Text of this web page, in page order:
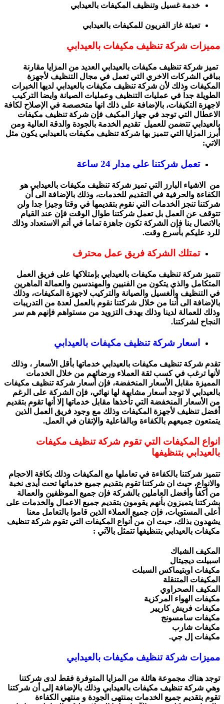
خدمة غسيل وتنظيف المكيفات بالعيدابي
تعبئة غاز الفريون للمكيفات بالعيدابي
مميزات شركة تنظيف مكيفات بالعيدابي
تميز شركة تنظيف مكيفات بالعيدابي العديد من المزايا مقارنة
بباقي الشركات الاخري التي تعمل في مجال التنظيف لأجهزة
المكيفات وذلك لأن شركة تنظيف مكيفات بالعيدابي لديها الخبرات
الطويلة جدا في عمليات التنظيف وعمليات الصيانة وايضا التركيب
لاجهزة التكيفات، بالإضافة على ذلك انها متخصصة في الإصلاح لكافة
الاعطال التي توجد في جهاز المكيف فإن شركة تنظيف مكيفات
بالعيدابي تتضمن للعميل تقديم الخدمة بالجودة والدقة العالية ومن
أبرز المزايا التي تتميز بها شركة تنظيف مكيفات بالعيدابي يكون مثل
الاتي:
تعمل شركتنا على مدار 24 ساعة
من الاشياء البارز التي تميز شركة تنظيف مكيفات بالعيدابي هو
الكفاءة والحرفية في التقديم للخدمات، وذلك بالإضافة الى أن
شركتنا تنجز الخدمات التي نقوم بتقديمها في وقتا وجيزا جدا ولن
تتوقف عن العمل بل تعمل شركتنا طوال الوقت فإن عند القيام
بالاتصال بنا فإن الشركة تكون جاهزة تماما في أتم الاستعداد وذلك
للرد عليكم بأسرع وقت.
تمتلك الشركة فريق عمل محترف
تتميز شركة تنظيف مكيفات بالعيدابي بإمتلاكها على فريق العمل
المتكامل والذي يتكون من الفنيين والمهندسين والعمالة الماهرين
في التنظيف والغسيل والصيانة والتركيب لاجهزة المكيفات، وذلك
بالإضافة الى أننا من خلال شركتنا نقوم بالعمل لعدة من التدريبات
وذلك للعمالة لدينا وذلك بهدف التزويد من مستواهم فإنهم هم سر
النجاح لشركتنا.
اسعار شركة تنظيف مكيفات بالعيدابي
تقدم شركة تنظيف مكيفات بالعيدابي خدماتها بأقل الأسعار ، وذلك
لأنها ترغب في كسب ثقة العملاء ورضائهم من خلال الخدمات
المميزة مقابل الأسعار المنخفضة، فإن أسعار شركة تنظيف مكيفات
بالعيدابي لا توجد أسعار مشابهة لها نهائي، فإن الشركة على الرغم
من الأسعار المنخفضة التي تأخذها مقابل خدماتها إلا أنها تقوم بتقديم
أفضل تنظيف لأجهزة المكيفات وذلك مع وجود فريق العمل الذين
يتمتعون جميعهم بالكفاءة وبالفاعلية والإتقان في العمل.
انواع المكيفات التي تقوم شركة تنظيف مكيفات
بالعيدابي بتنظيفها
تتميز شركتنا بالكفاءة في تعاملها مع المكيفات وذلك بكافة الاحجام
والانواع، حيث ان شركتنا تقوم بتقديم جميع خدماتها تحت أيدى نخبة
من أكفأ وأفضل العاملين بالشركة فإن جميع الموظفين والعمالة
بشركتنا يتميزون بأنهم يقومون بتقديم جميع الاعمال والخدمات على
أعلى المستويات، فإن جميع العملاء الذين قاموا بالتعامل معنا
يشهدون بذلك، حيث ان من أنواع المكيفات التي تقوم شركة تنظيف
مكيفات بالعيدابي بتنظيفها تتمثل بالآتي :
المكيف الشباك
اسبيلت ديجيتال
مكيفات اوبتيماكس السبلت
المكيفات المتنقلة
المكيف الصحراوي
مكيفات الهواء المركزية
مكيفات فريش كاريير
مكيفات سامسونج
مكيفات شارب
مكيفات إل جي.
مميزات شركة تنظيف مكيفات بالعيدابي
توجد هناك مجموعة هائلة من المزايا المتوفرة فقط لدى شركتنا
وهي شركة تنظيف مكيفات بالعيدابي وذلك بالإضافة إلى أن شركتنا
تقوم بتقديم جميع الخدمات بمنتهى الجودة و منتهي الكفاءة